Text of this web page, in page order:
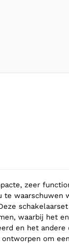
zeer
te waarschuwen
waarbij het
en het andere
om